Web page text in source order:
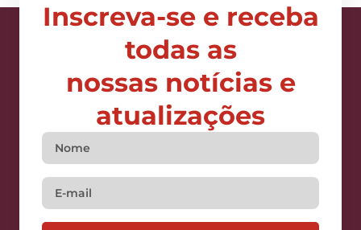
Inscreva-se e receba
todas as
nossas notícias e
atualizações